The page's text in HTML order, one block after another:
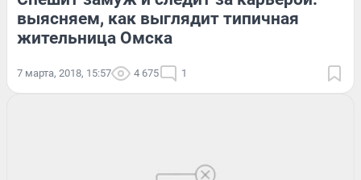
выясняем, как выглядит типичная
жительница Омска
7 марта, 2018, 15:57 4 675 1